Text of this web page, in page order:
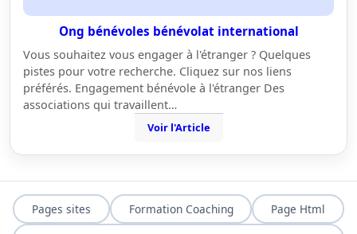
Ong bénévoles bénévolat international
Vous souhaitez vous engager à l'étranger ? Quelques
pistes pour votre recherche. Cliquez sur nos liens
préférés. Engagement bénévole à l'étranger Des
associations qui travaillent…
Voir l'Article
Pages sites Formation Coaching
Page Html